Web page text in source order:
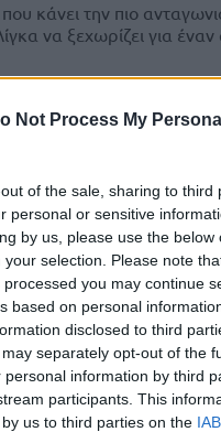
Not Process My Personal
of the sale, sharing to third
personal or sensitive
by us, please use the below
selection. Please note
you may continue
based on personal
disclosed to third
separately opt-out of the
personal information by third
participants. This
us to third parties on the
κάνει την πιο
να ξεχωρίζει για
Καλάθης και
συλλέγουν τρόφιμα
Ουίλμπεκιν βοήθησαν
τις οικογένειες και τα
Φενέρ: Διπλό
100άρα κόντρα
Όγκαστ (video)
15/JAN/23 15:45